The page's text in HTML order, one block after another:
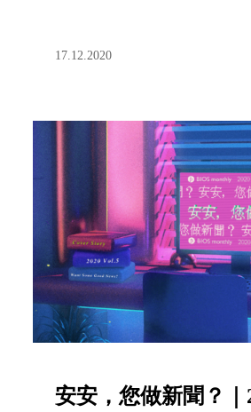
17.12.2020
安安，您做新聞？｜